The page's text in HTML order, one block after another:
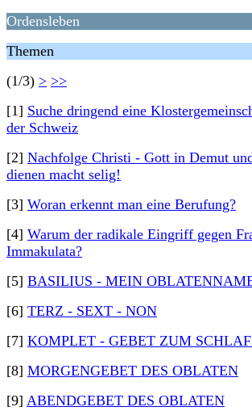
Ordensleben
Themen
(1/3) > >>
[1] Suche dringend eine
der Schweiz
[2] Nachfolge Christi - Gott in Demut
dienen macht selig!
[3] Woran erkennt man eine Berufung?
[4] Warum der radikale Eingriff gegen
Immakulata?
[5] BASILIUS - MEIN
[6] TERZ - SEXT - NON
[7] KOMPLET - GEBET ZUM
[8] MORGENGEBET DES OBLATEN
[9] ABENDGEBET DES OBLATEN